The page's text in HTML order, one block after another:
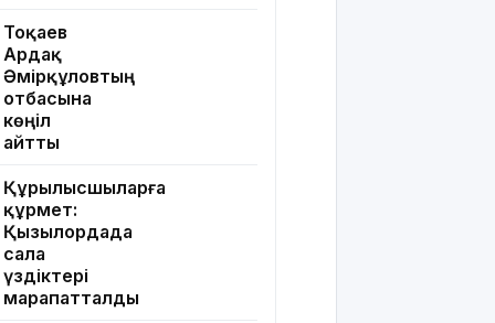
Тоқаев
Ардақ
Әмірқұловтың
отбасына
көңіл
айтты
Құрылысшыларға
құрмет:
Қызылордада
сала
үздіктері
марапатталды